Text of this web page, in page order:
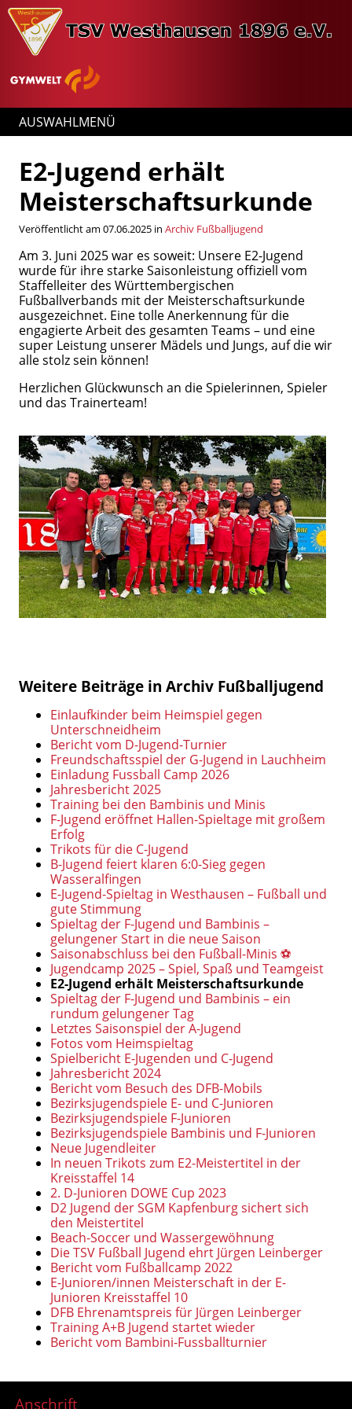
AUSWAHLMENÜ
E2-Jugend erhält
Meisterschaftsurkunde
Veröffentlicht am 07.06.2025 in Archiv Fußballjugend
Am 3. Juni 2025 war es soweit: Unsere E2-Jugend
wurde für ihre starke Saisonleistung offiziell vom
Staffelleiter des Württembergischen
Fußballverbands mit der Meisterschaftsurkunde
ausgezeichnet. Eine tolle Anerkennung für die
engagierte Arbeit des gesamten Teams – und eine
super Leistung unserer Mädels und Jungs, auf die wir
alle stolz sein können!
Herzlichen Glückwunsch an die Spielerinnen, Spieler
und das Trainerteam!
Weitere Beiträge in Archiv Fußballjugend
Einlaufkinder beim Heimspiel gegen
Unterschneidheim
Bericht vom D-Jugend-Turnier
Freundschaftsspiel der G-Jugend in Lauchheim
Einladung Fussball Camp 2026
Jahresbericht 2025
Training bei den Bambinis und Minis
F-Jugend eröffnet Hallen-Spieltage mit großem
Erfolg
Trikots für die C-Jugend
B-Jugend feiert klaren 6:0-Sieg gegen
Wasseralfingen
E-Jugend-Spieltag in Westhausen – Fußball und
gute Stimmung
Spieltag der F-Jugend und Bambinis –
gelungener Start in die neue Saison
Saisonabschluss bei den Fußball-Minis ⚽
Jugendcamp 2025 – Spiel, Spaß und Teamgeist
E2-Jugend erhält Meisterschaftsurkunde
Spieltag der F-Jugend und Bambinis – ein
rundum gelungener Tag
Letztes Saisonspiel der A-Jugend
Fotos vom Heimspieltag
Spielbericht E-Jugenden und C-Jugend
Jahresbericht 2024
Bericht vom Besuch des DFB-Mobils
Bezirksjugendspiele E- und C-Junioren
Bezirksjugendspiele F-Junioren
Bezirksjugendspiele Bambinis und F-Junioren
Neue Jugendleiter
In neuen Trikots zum E2-Meistertitel in der
Kreisstaffel 14
2. D-Junioren DOWE Cup 2023
D2 Jugend der SGM Kapfenburg sichert sich
den Meistertitel
Beach-Soccer und Wassergewöhnung
Die TSV Fußball Jugend ehrt Jürgen Leinberger
Bericht vom Fußballcamp 2022
E-Junioren/innen Meisterschaft in der E-
Junioren Kreisstaffel 10
DFB Ehrenamtspreis für Jürgen Leinberger
Training A+B Jugend startet wieder
Bericht vom Bambini-Fussballturnier
Anschrift